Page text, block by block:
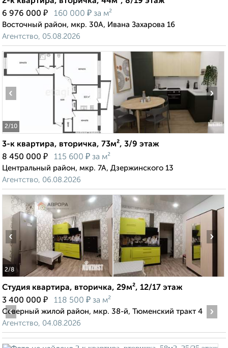
6 976 000 ₽ 160 000 ₽ за м²
Восточный район, мкр. 30А, Ивана Захарова 16
Агентство, 05.08.2026
2/10
‹ ›
3-к квартира, вторичка, 73м², 3/9 этаж
8 450 000 ₽ 115 600 ₽ за м²
Центральный район, мкр. 7А, Дзержинского 13
Агентство, 06.08.2026
2/8
‹ ›
Студия квартира, вторичка, 29м², 12/17 этаж
3 400 000 ₽ 118 500 ₽ за м²
Северный жилой район, мкр. 38-й, Тюменский тракт 4
Агентство, 04.08.2026
‹ ›